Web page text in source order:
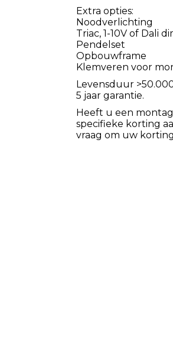
Extra opties:
Noodverlichting
Triac, 1-10V of Dali
Pendelset
Opbouwframe
Klemveren voor
Levensduur
5 jaar garantie.
Heeft u een
specifieke korting
vraag om uw korting